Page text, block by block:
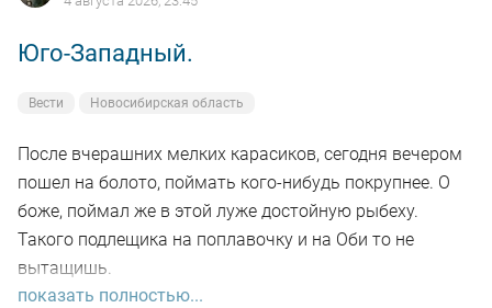
Юго-Западный.
Вести Новосибирская область
После вчерашних мелких карасиков, сегодня вечером
пошел на болото, поймать кого-нибудь покрупнее. О
боже, поймал же в этой луже достойную рыбеху.
Такого подлещика на поплавочку и на Оби то не
вытащишь.
показать полностью...